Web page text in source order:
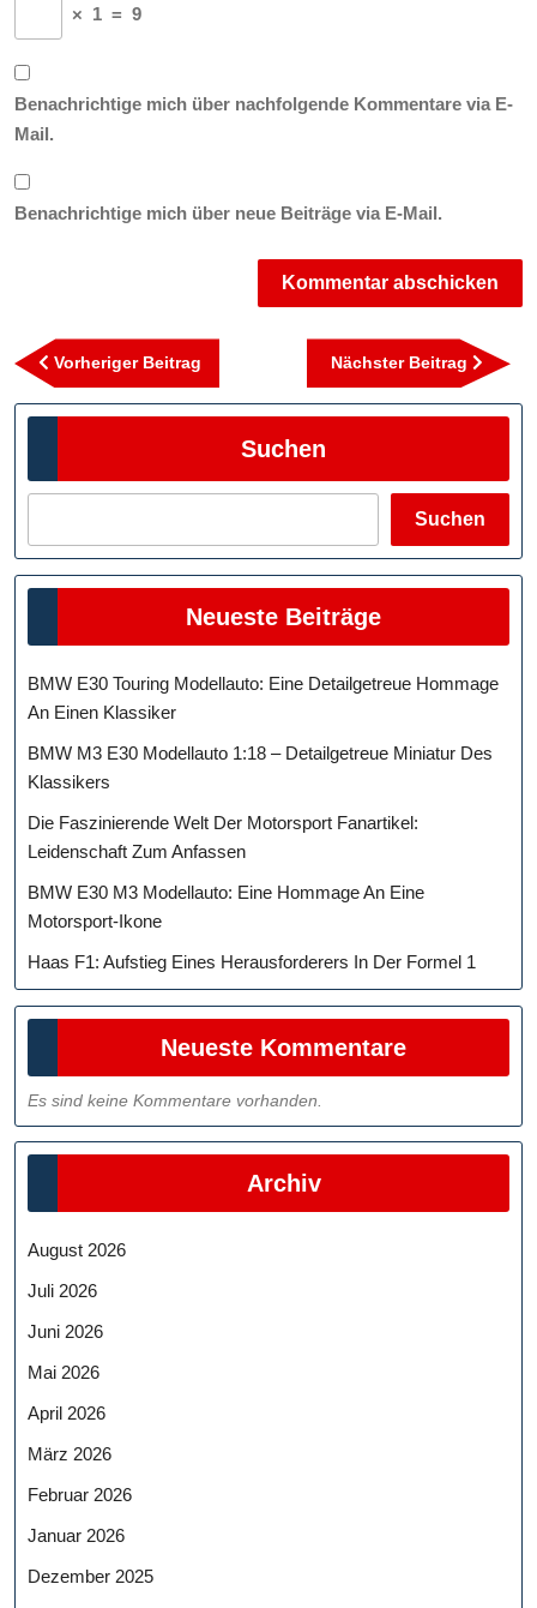
× 1 = 9
Benachrichtige mich über nachfolgende Kommentare via E-
Mail.
Benachrichtige mich über neue Beiträge via E-Mail.
Beitragsnavigation
Vorheriger Beitrag
Beitrag
Nächster Beitrag
Suchen
Suchen
Neueste Beiträge
BMW E30 Touring Modellauto: Eine Detailgetreue Hommage
An Einen Klassiker
BMW M3 E30 Modellauto 1:18 – Detailgetreue Miniatur Des
Klassikers
Die Faszinierende Welt Der Motorsport Fanartikel:
Leidenschaft Zum Anfassen
BMW E30 M3 Modellauto: Eine Hommage An Eine
Motorsport-Ikone
Haas F1: Aufstieg Eines Herausforderers In Der Formel 1
Neueste Kommentare
Es sind keine Kommentare vorhanden.
Archiv
August 2026
Juli 2026
Juni 2026
Mai 2026
April 2026
März 2026
Februar 2026
Januar 2026
Dezember 2025